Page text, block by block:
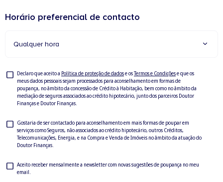
Horário preferencial de contacto
Qualquer hora
Privacy
Check
Declaro que aceito a Política de proteção de dadose osTermos e Condiçõese que os
meus dados pessoais sejam processados para aconselhamento em formas de
poupança, no âmbito da concessão de Crédito à Habitação, bem como no âmbito da
mediação de seguros associados ao crédito hipotecário, junto dos parceiros Doutor
Finanças e Doutor Finanças.
Privacy
Check
Gostaria de ser contactado para aconselhamento em mais formas de poupar em
serviços como Seguros, não associados ao crédito hipotecário, outros Créditos,
Telecomunicações, Energia, e na Compra e Venda de Imóveis no âmbito da atuação do
Doutor Finanças.
Newsletter
Check
Aceito receber mensalmente a newsletter com novas sugestões de poupança no meu
email.